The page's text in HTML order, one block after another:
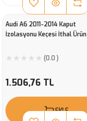
Audi A6 2011-2014 Kaput
İzolasyonu Keçesi İthal Ürün
(0.0 )
1.506,76 TL
EKLE